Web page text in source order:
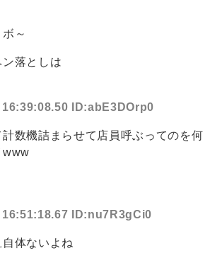
～
落としは
ID:abE3DOrp0
数機詰まらせて店員呼ぶってのを何
www
16:51:18.67 ID:nu7R3gCi0
体ないよね